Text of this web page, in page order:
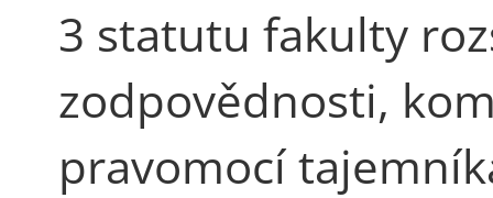
3 statutu fakulty
zodpovědnosti,
pravomocí